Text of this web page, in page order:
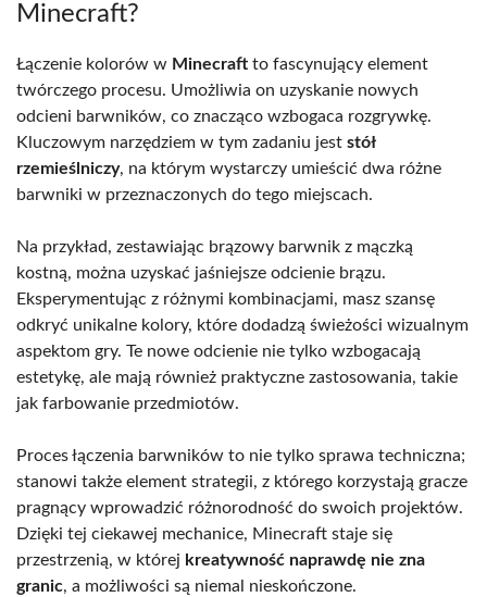
Minecraft?
Łączenie kolorów w Minecraft to fascynujący element
twórczego procesu. Umożliwia on uzyskanie nowych
odcieni barwników, co znacząco wzbogaca rozgrywkę.
Kluczowym narzędziem w tym zadaniu jest stół
rzemieślniczy, na którym wystarczy umieścić dwa różne
barwniki w przeznaczonych do tego miejscach.
Na przykład, zestawiając brązowy barwnik z mączką
kostną, można uzyskać jaśniejsze odcienie brązu.
Eksperymentując z różnymi kombinacjami, masz szansę
odkryć unikalne kolory, które dodadzą świeżości wizualnym
aspektom gry. Te nowe odcienie nie tylko wzbogacają
estetykę, ale mają również praktyczne zastosowania, takie
jak farbowanie przedmiotów.
Proces łączenia barwników to nie tylko sprawa techniczna;
stanowi także element strategii, z którego korzystają gracze
pragnący wprowadzić różnorodność do swoich projektów.
Dzięki tej ciekawej mechanice, Minecraft staje się
przestrzenią, w której kreatywność naprawdę nie zna
granic, a możliwości są niemal nieskończone.